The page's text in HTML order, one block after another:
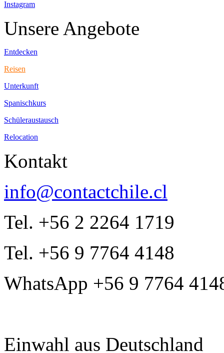
Instagram
Unsere Angebote
Entdecken
Reisen
Unterkunft
Spanischkurs
Schüleraustausch
Relocation
Kontakt
info@contactchile.cl
Tel. +56 2 2264 1719
Tel. +56 9 7764 4148
WhatsApp +56 9 7764
Einwahl aus Deutschland